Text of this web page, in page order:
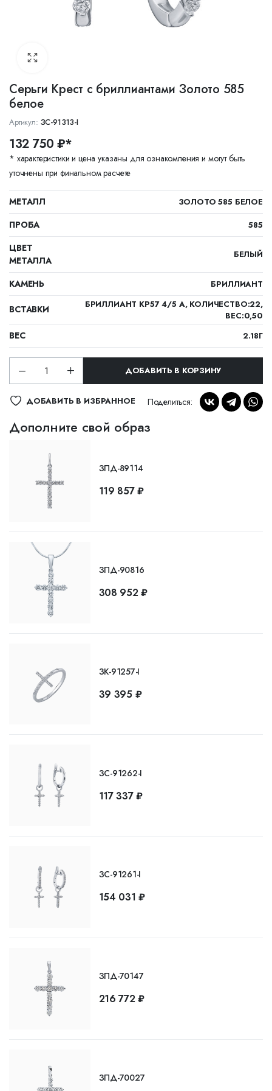
Серьги Крест с бриллиантами Золото 585
белое
Артикул: ЗС-91313-I
132 750 ₽*
* характеристики и цена указаны для ознакомления и могут быть
уточнены при финальном расчете
МЕТАЛЛ ЗОЛОТО 585 БЕЛОЕ
ПРОБА 585
ЦВЕТ
МЕТАЛЛА
БЕЛЫЙ
КАМЕНЬ БРИЛЛИАНТ
ВСТАВКИ
БРИЛЛИАНТ КР57 4/5 А, КОЛИЧЕСТВО:22,
ВЕС:0,50
ВЕС 2.18Г
ДОБАВИТЬ В КОРЗИНУ
ДОБАВИТЬ В ИЗБРАННОЕ Поделиться:
Дополните свой образ
ЗПД-89114
119 857 ₽
ЗПД-90816
308 952 ₽
ЗК-91257-I
39 395 ₽
ЗС-91262-I
117 337 ₽
ЗС-91261-I
154 031 ₽
ЗПД-70147
216 772 ₽
ЗПД-70027